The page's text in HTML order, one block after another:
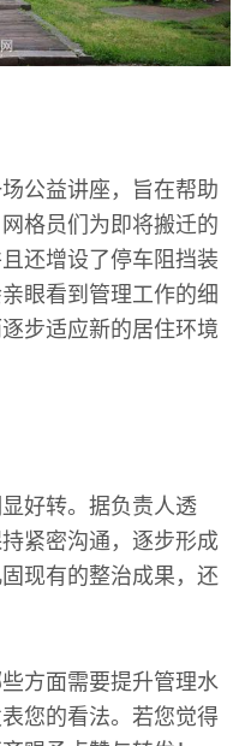
公益讲座，旨在帮助
格员们为即将搬迁的
还增设了停车阻挡装
眼看到管理工作的细
步适应新的居住环境
好转。据负责人透
紧密沟通，逐步形成
现有的整治成果，还
方面需要提升管理水
您的看法。若您觉得